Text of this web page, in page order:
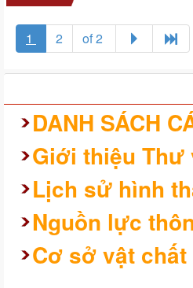
1 2 of 2
DANH SÁCH
Giới thiệu Thư
Lịch sử hình
Nguồn lực
Cơ sở vật chất